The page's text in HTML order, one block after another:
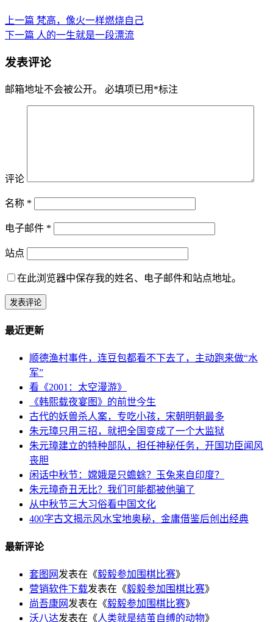
上一篇 梵高，像火一样燃烧自己
下一篇 人的一生就是一段漂流
发表评论
邮箱地址不会被公开。 必填项已用 *标注
评论
名称 *
电子邮件 *
站点
在此浏览器中保存我的姓名、电子邮件和站点地址。
最近更新
顺德渔村事件，连豆包都看不下去了，主动跑来做“水
军”
看《2001：太空漫游》
《韩熙载夜宴图》的前世今生
古代的妖兽杀人案，专吃小孩，宋朝明朝最多
朱元璋只用三招，就把全国变成了一个大监狱
朱元璋建立的特种部队，担任神秘任务，开国功臣闻风
丧胆
闲话中秋节：嫦娥是只蟾蜍？玉兔来自印度？
朱元璋奇丑无比？我们可能都被他骗了
从中秋节三大习俗看中国文化
400字古文揭示风水宝地奥秘，金庸借鉴后创出经典
最新评论
套图网 发表在《毅毅参加围棋比赛》
营销软件下载发表在《毅毅参加围棋比赛》
尚吾康网 发表在《毅毅参加围棋比赛》
沃八达发表在《人类就是结茧自缚的动物》